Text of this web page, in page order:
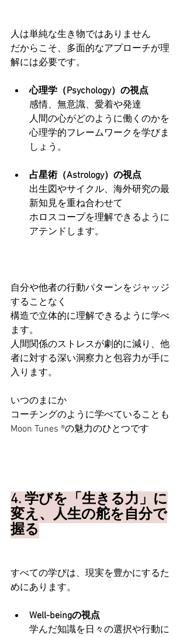
人は単純な生き物ではありません
だからこそ、多面的なアプローチが理
解には必要です。
心理学（Psychology）の視点
感情、無意識、愛着や発達
人間の心がどのように働くのかを
心理学的フレームワークを学びま
しょう。
占星術（Astrology）の視点
出生図やサイクル、海外研究の最
新知見を重ね合わせて
ホロスコープを理解できるように
アテンドします。
自分や他者の行動パターンをジャッジ
することなく
構造で立体的に理解できるように学べ
ます。
人間関係のストレスが劇的に減り、他
者に対する深い洞察力と包容力が手に
入ります。
いつのまにか
コーチングのように学べていることも
Moon Tunes ®の魅力のひとつです
4. 学びを「生きる力」に
変え、人生の舵を自分で
握る
すべての学びは、現実を豊かにするた
めにあります。
Well-beingの視点
学んだ知識を日々の選択や行動に